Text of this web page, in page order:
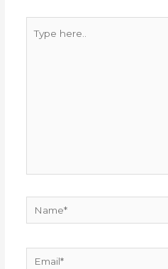
here..